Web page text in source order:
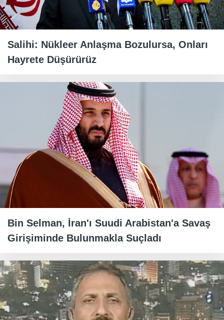
Salihi: Nükleer Anlaşma Bozulursa, Onları
Hayrete Düşürürüz
Bin Selman, İran'ı Suudi Arabistan'a Savaş
Girişiminde Bulunmakla Suçladı